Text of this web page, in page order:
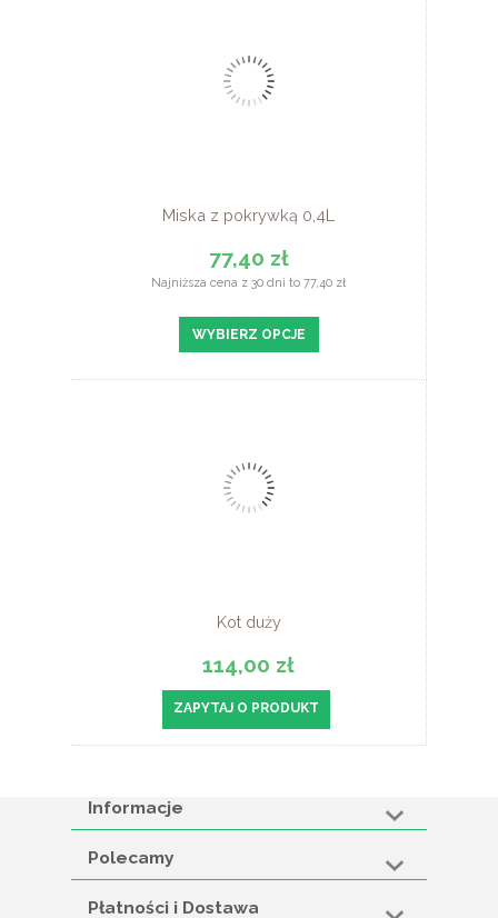
Miska z pokrywką 0,4L
77,40 zł
Najniższa cena z 30 dni to 77,40 zł
WYBIERZ OPCJE
Kot duży
114,00 zł
ZAPYTAJ O PRODUKT
Informacje
Polecamy
Płatności i Dostawa